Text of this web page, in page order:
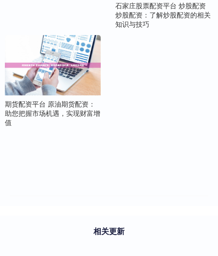
石家庄股票配资平台 炒股配资
炒股配资：了解炒股配资的相关
知识与技巧
期货配资平台 原油期货配资：
助您把握市场机遇，实现财富增
值
相关更新